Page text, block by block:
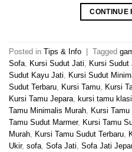
CONTINUE
Posted in Tips & Info Tagged
Sofa, Kursi Sudut Jati, Kursi Sudut
Sudut Kayu Jati, Kursi Sudut
Sudut Terbaru, Kursi Tamu, Kursi
Kursi Tamu Jepara, kursi tamu
Tamu Minimalis Murah, Kursi Tamu
Tamu Sudut Marmer, Kursi Tamu
Murah, Kursi Tamu Sudut Terbaru,
Ukir, sofa, Sofa Jati, Sofa Jati